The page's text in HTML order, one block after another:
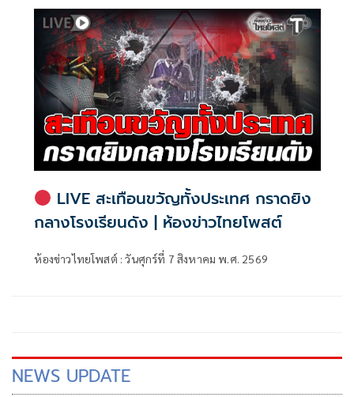
กรรมาธิการ มีการอ้างชื่อนายกรัฐมนตรี เข้าไปเกี่ยวข้องกับการ
ทุจริตสอบท้องถิ่น
LIVE สะเทือนขวัญทั้งประเทศ กราดยิง
กลางโรงเรียนดัง | ห้องข่าวไทยโพสต์
ห้องข่าวไทยโพสต์ : วันศุกร์ที่ 7 สิงหาคม พ.ศ. 2569
NEWS UPDATE